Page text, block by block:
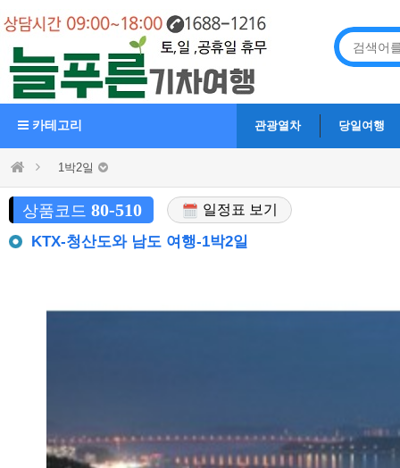
카테고리 관광열차 당일여행
1박2일
상품코드 80-510 일정표 보기
KTX-청산도와 남도 여행-1박2일